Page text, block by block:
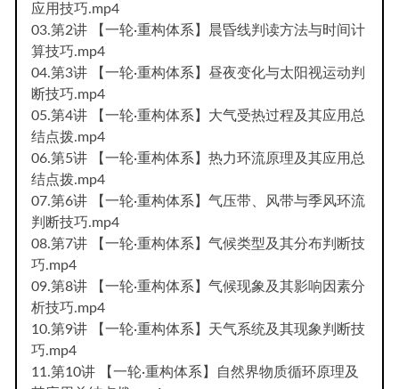
应用技巧.mp4
03.第2讲 【一轮·重构体系】晨昏线判读方法与时间计
算技巧.mp4
04.第3讲 【一轮·重构体系】昼夜变化与太阳视运动判
断技巧.mp4
05.第4讲 【一轮·重构体系】大气受热过程及其应用总
结点拨.mp4
06.第5讲 【一轮·重构体系】热力环流原理及其应用总
结点拨.mp4
07.第6讲 【一轮·重构体系】气压带、风带与季风环流
判断技巧.mp4
08.第7讲 【一轮·重构体系】气候类型及其分布判断技
巧.mp4
09.第8讲 【一轮·重构体系】气候现象及其影响因素分
析技巧.mp4
10.第9讲 【一轮·重构体系】天气系统及其现象判断技
巧.mp4
11.第10讲 【一轮·重构体系】自然界物质循环原理及